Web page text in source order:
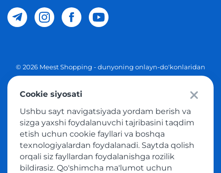
© 2026 Meest Shopping - dunyoning onlayn-do'konlaridan
O'zbekistonga xaridlarni yetkazib berish. Barcha huquqlar
Ommaviy taklif
Tovar sotib olish xizmatidan foydalanish shartlari
Cookie siyosati
Ushbu sayt navigatsiyada yordam berish va
sizga yaxshi foydalanuvchi tajribasini taqdim
etish uchun cookie fayllari va boshqa
texnologiyalardan foydalanadi. Saytda qolish
orqali siz fayllardan foydalanishga rozilik
bildirasiz. Qo'shimcha ma'lumot uchun